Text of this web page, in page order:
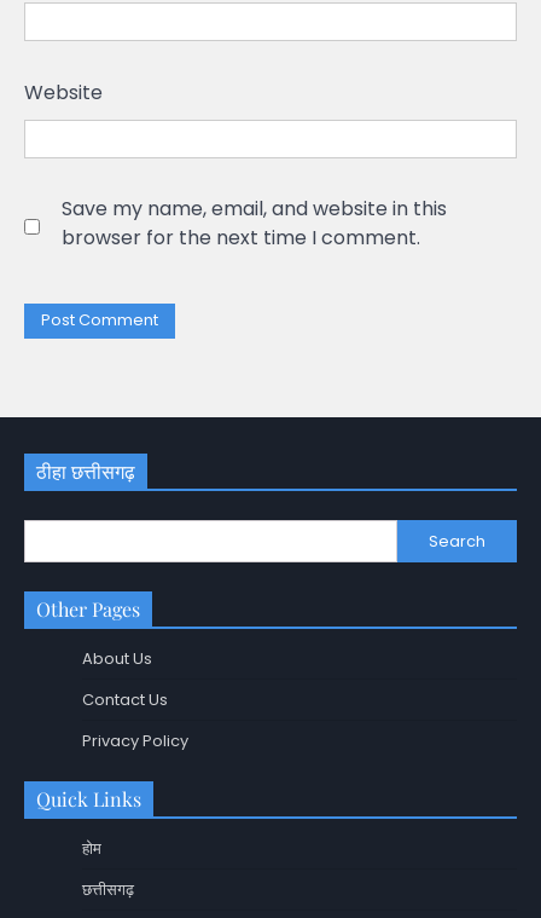
Website
Save my name, email, and website in this
browser for the next time I comment.
ठीहा छत्तीसगढ़
Search
Other Pages
About Us
Contact Us
Privacy Policy
Quick Links
होम
छत्तीसगढ़